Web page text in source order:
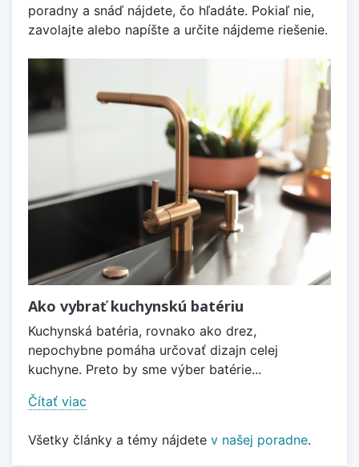
poradny a snáď nájdete, čo hľadáte. Pokiaľ nie,
zavolajte alebo napíšte a určite nájdeme riešenie.
Ako vybrať kuchynskú batériu
Kuchynská batéria, rovnako ako drez,
nepochybne pomáha určovať dizajn celej
kuchyne. Preto by sme výber batérie...
Čítať viac
Všetky články a témy nájdete v našej poradne.